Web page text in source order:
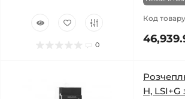
0
Код
H, LSI+G